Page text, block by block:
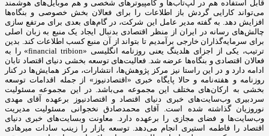
قابل استفاده هم در لپ‌تاب‌ها و کامپیوترهای شخصی و هم موبایل‌های هوشمند
می‌تواند کارایی گردش باز اطلاعات را برای فعالان بخش خصوصی و بنگاه‌ها
افزایش دهد. به گفته مدیر عامل این شرکت، در گام‌های بعدی برای مرتفع سازی
چالش‌های رسانه در ایران از منظر اقتصادی بدنبال ایجاد یک منبع به زبان اصلی
برای سرمایه‌گذاران خارجی برآمدیم تا بتواند از آن منبع کسب اطلاعات کند. بدین
ترتیب، یکی از اجزای هلدینگ یعنی روزنامه انگلیسی «financial tribion» را به
فعالان اقتصادی و بنگاه‌ها عرضه شد. فعالیت‌های توسعه بخشی دنیای اقتصاد تابان
ادامه دارد و در این راستا نیز مرکز پژوهش‌ها، انتشارات، مرکز همایش‌ها در کنار
روزنامه و هفته‌نامه و حالا پایگاه خبری «اقتصادنیوز» از جمله اقدامات توسعه
بخشی به ارکان‌های مختلف این مجموعه می‌باشد. در این مجموعه مسئولیت
سردبیری وب‌سایت‌های خبری دنیای اقتصاد و اقتصادنیوز برعهده آقای مهدی
نوروزیان گذاشته شده است. آقای محمدصادق نخجوانی مسئولیت مدیریت
وب‌سایت‌ها و فضای مجازی را برعهده دارد. معاونت وبسایت‌های خبری دنیای
اقتصاد را فاطمه استیری انجام می‌دهد. توسعه بازار را زینب سادات میرهادی